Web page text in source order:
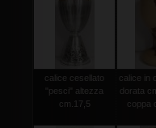
calice cesellato
"pesci" altezza
cm.17,5
calice in
dorata
coppa